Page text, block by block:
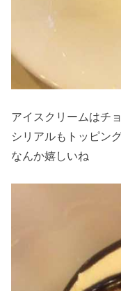
アイスクリームはチ
シリアルもトッピン
なんか嬉しいね